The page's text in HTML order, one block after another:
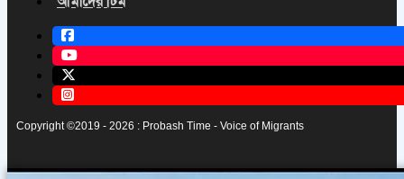
Copyright ©2019 - 2026 : Probash Time - Voice of Migrants